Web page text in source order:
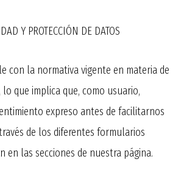
Y PROTECCIÓN DE DATOS
con la normativa vigente en materia de
que implica que, como usuario,
expreso antes de facilitarnos
de los diferentes formularios
en las secciones de nuestra página.